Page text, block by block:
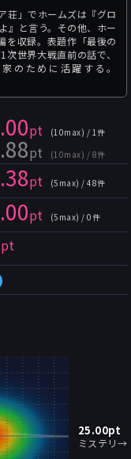
荘」でホームズは『グロ
』と言う。その他、ホー
を収録。表題作「最後の
世界大戦直前の話で、
のために活躍する。
pt (10max) / 1件
pt (10max) / 8件
pt (5max) / 48件
pt (5max) / 0件
pt
25.00pt
ミステリ→